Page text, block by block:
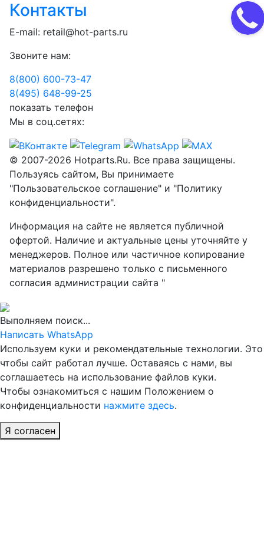
Контакты
E-mail: retail@hot-parts.ru
Звоните нам:
8(800) 600-73-47
8(495) 648-99-25
показать телефон
Мы в соц.сетях:
© 2007-2026 Hotparts.Ru. Все права защищены.
Пользуясь сайтом, Вы принимаете
"Пользовательское соглашение" и "Политику
конфиденциальности".
Информация на сайте не является публичной
офертой. Наличие и актуальные цены уточняйте у
менеджеров. Полное или частичное копирование
материалов разрешено только с письменного
согласия администрации сайта "
Выполняем поиск...
Написать WhatsApp
Используем куки и рекомендательные технологии. Это
чтобы сайт работал лучше. Оставаясь с нами, вы
соглашаетесь на использование файлов куки.
Чтобы ознакомиться с нашим Положением о
конфиденциальности нажмите здесь.
Я согласен